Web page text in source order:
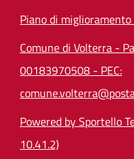
Piano di
Comune di Volterra -
00183970508 - PEC:
Powered by Sportello
10.41.2)